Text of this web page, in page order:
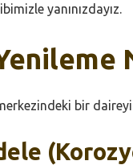
yanınızdayız.
bir